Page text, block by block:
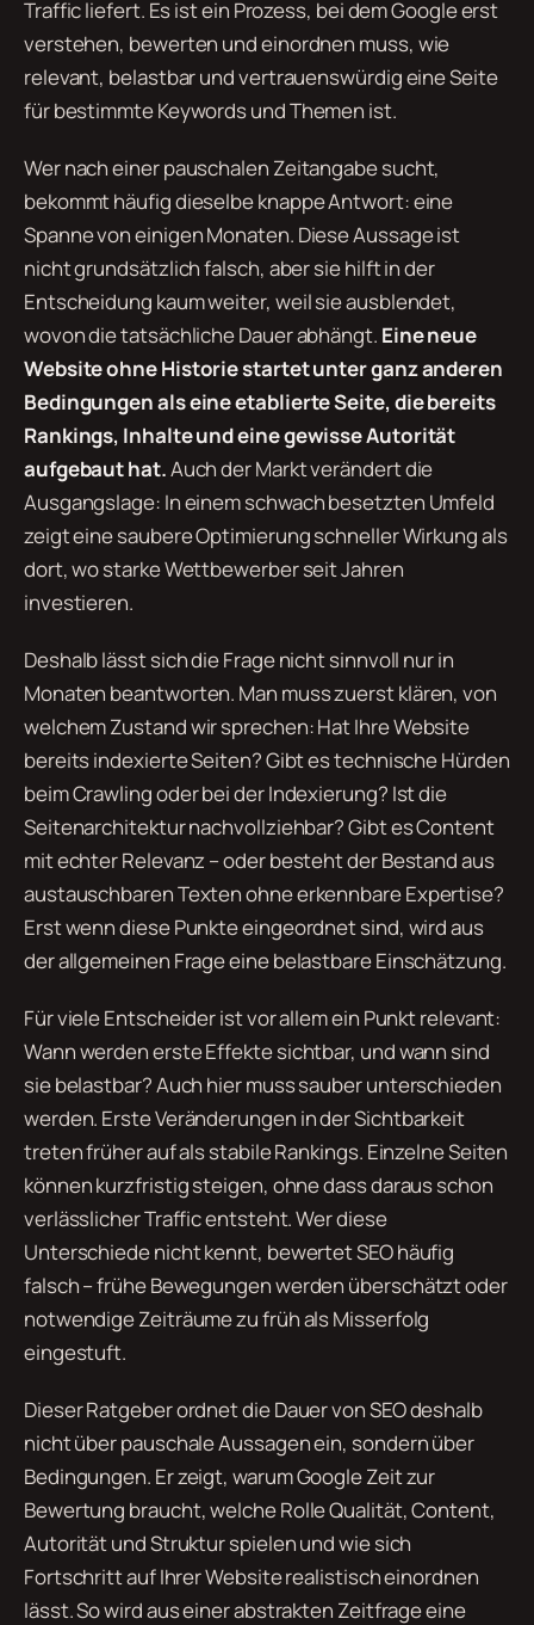
Traffic liefert. Es ist ein Prozess, bei dem Google erst
verstehen, bewerten und einordnen muss, wie
relevant, belastbar und vertrauenswürdig eine Seite
für bestimmte Keywords und Themen ist.
Wer nach einer pauschalen Zeitangabe sucht,
bekommt häufig dieselbe knappe Antwort: eine
Spanne von einigen Monaten. Diese Aussage ist
nicht grundsätzlich falsch, aber sie hilft in der
Entscheidung kaum weiter, weil sie ausblendet,
wovon die tatsächliche Dauer abhängt. Eine neue
Website ohne Historie startet unter ganz anderen
Bedingungen als eine etablierte Seite, die bereits
Rankings, Inhalte und eine gewisse Autorität
aufgebaut hat.Auch der Markt verändert die
Ausgangslage: In einem schwach besetzten Umfeld
zeigt eine saubere Optimierung schneller Wirkung als
dort, wo starke Wettbewerber seit Jahren
investieren.
Deshalb lässt sich die Frage nicht sinnvoll nur in
Monaten beantworten. Man muss zuerst klären, von
welchem Zustand wir sprechen: Hat Ihre Website
bereits indexierte Seiten? Gibt es technische Hürden
beim Crawling oder bei der Indexierung? Ist die
Seitenarchitektur nachvollziehbar? Gibt es Content
mit echter Relevanz – oder besteht der Bestand aus
austauschbaren Texten ohne erkennbare Expertise?
Erst wenn diese Punkte eingeordnet sind, wird aus
der allgemeinen Frage eine belastbare Einschätzung.
Für viele Entscheider ist vor allem ein Punkt relevant:
Wann werden erste Effekte sichtbar, und wann sind
sie belastbar? Auch hier muss sauber unterschieden
werden. Erste Veränderungen in der Sichtbarkeit
treten früher auf als stabile Rankings. Einzelne Seiten
können kurzfristig steigen, ohne dass daraus schon
verlässlicher Traffic entsteht. Wer diese
Unterschiede nicht kennt, bewertet SEO häufig
falsch – frühe Bewegungen werden überschätzt oder
notwendige Zeiträume zu früh als Misserfolg
eingestuft.
Dieser Ratgeber ordnet die Dauer von SEO deshalb
nicht über pauschale Aussagen ein, sondern über
Bedingungen. Er zeigt, warum Google Zeit zur
Bewertung braucht, welche Rolle Qualität, Content,
Autorität und Struktur spielen und wie sich
Fortschritt auf Ihrer Website realistisch einordnen
lässt. So wird aus einer abstrakten Zeitfrage eine